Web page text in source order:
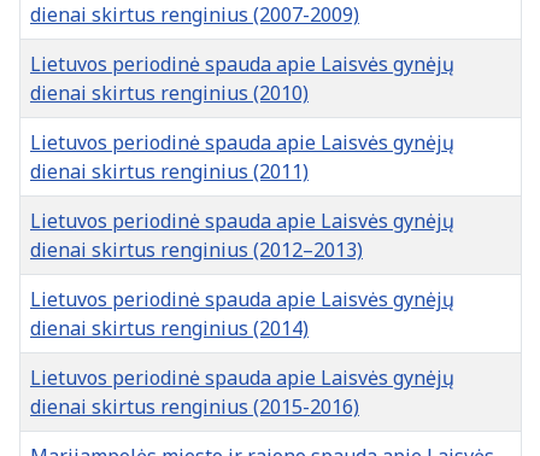
dienai skirtus renginius (2007-2009)
Lietuvos periodinė spauda apie Laisvės gynėjų
dienai skirtus renginius (2010)
Lietuvos periodinė spauda apie Laisvės gynėjų
dienai skirtus renginius (2011)
Lietuvos periodinė spauda apie Laisvės gynėjų
dienai skirtus renginius (2012–2013)
Lietuvos periodinė spauda apie Laisvės gynėjų
dienai skirtus renginius (2014)
Lietuvos periodinė spauda apie Laisvės gynėjų
dienai skirtus renginius (2015-2016)